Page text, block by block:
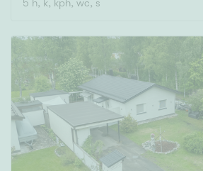
5 h, k, kph, wc, s